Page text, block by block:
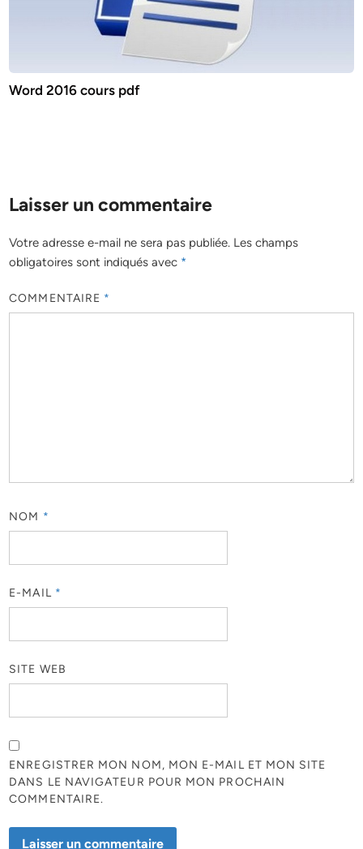
Word 2016 cours pdf
Laisser un commentaire
Votre adresse e-mail ne sera pas publiée. Les champs
obligatoires sont indiqués avec *
COMMENTAIRE *
NOM *
E-MAIL *
SITE WEB
ENREGISTRER MON NOM, MON E-MAIL ET MON SITE
DANS LE NAVIGATEUR POUR MON PROCHAIN
COMMENTAIRE.